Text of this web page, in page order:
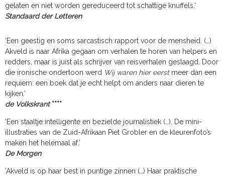
gelaten en niet worden gereduceerd tot schattige knuffels.’
Standaard der Letteren
‘Een geestig en soms sarcastisch rapport voor de mensheid. (…)
Akveld is naar Afrika gegaan om verhalen te horen van helpers en
redders, maar is juist als schrijver van reisverhalen geslaagd. Door
die ironische ondertoon werd Wij waren hier eerstmeer dan een
requiem: een boek dat je echt helpt om anders naar dieren te
kijken.’
de Volkskrant****
‘Een staaltje intelligente en bezielde journalistiek (…). De mini-
illustraties van de Zuid-Afrikaan Piet Grobler en de kleurenfoto’s
maken het helemaal af.’
De Morgen
‘Akveld is op haar best in puntige zinnen (…) Haar praktische